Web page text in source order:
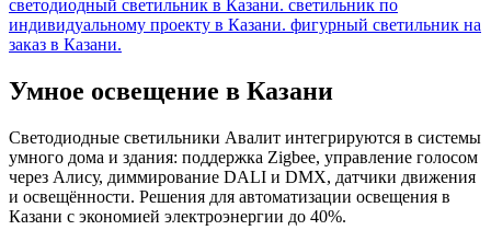
светодиодный светильник в Казани. светильник по
индивидуальному проекту в Казани. фигурный светильник на
заказ в Казани.
Умное освещение в Казани
Светодиодные светильники Авалит интегрируются в системы
умного дома и здания: поддержка Zigbee, управление голосом
через Алису, диммирование DALI и DMX, датчики движения
и освещённости. Решения для автоматизации освещения в
Казани с экономией электроэнергии до 40%.